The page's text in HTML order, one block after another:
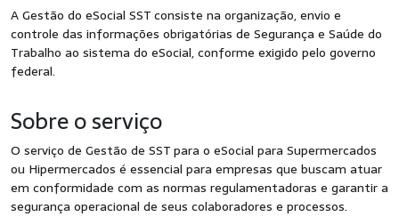
A Gestão do eSocial SST consiste na organização, envio e
controle das informações obrigatórias de Segurança e Saúde do
Trabalho ao sistema do eSocial, conforme exigido pelo governo
federal.
Sobre o serviço
O serviço de Gestão de SST para o eSocial para Supermercados
ou Hipermercados é essencial para empresas que buscam atuar
em conformidade com as normas regulamentadoras e garantir a
segurança operacional de seus colaboradores e processos.